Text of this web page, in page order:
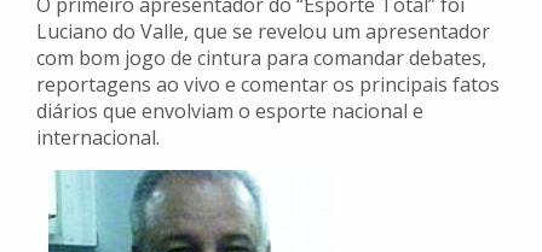
Luciano do Valle, que se revelou um apresentador
com bom jogo de cintura para comandar debates,
reportagens ao vivo e comentar os principais fatos
diários que envolviam o esporte nacional e
internacional.